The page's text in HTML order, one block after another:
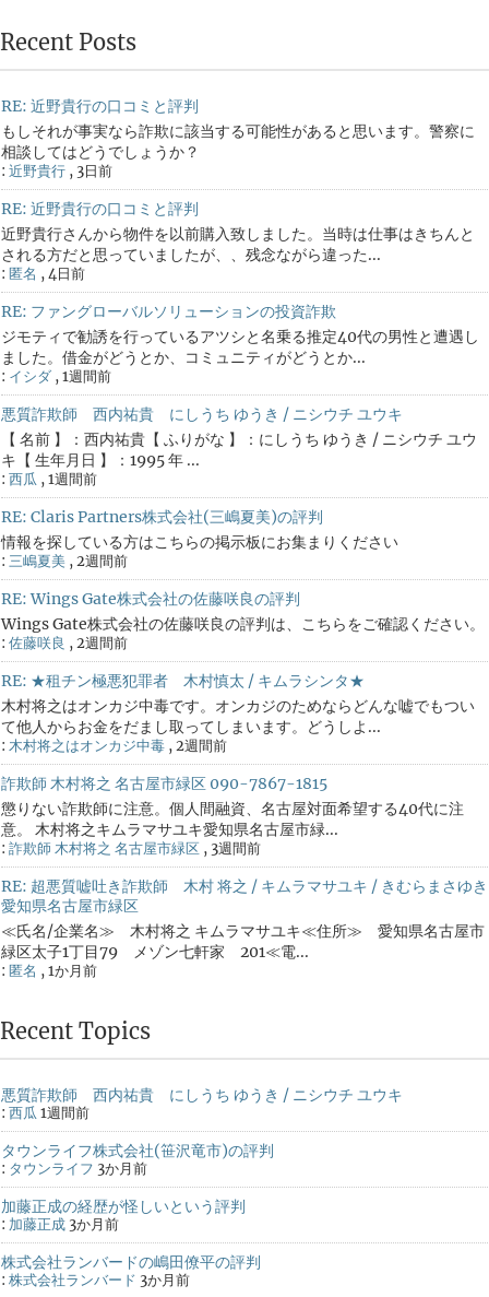
Recent Posts
RE: 近野貴行の口コミと評判
もしそれが事実なら詐欺に該当する可能性があると思います。警察に
相談してはどうでしょうか？
: 近野貴行 , 3日前
RE: 近野貴行の口コミと評判
近野貴行さんから物件を以前購入致しました。当時は仕事はきちんと
される方だと思っていましたが、、残念ながら違った...
: 匿名 ,4日前
RE: ファングローバルソリューションの投資詐欺
ジモティで勧誘を行っているアツシと名乗る推定40代の男性と遭遇し
ました。借金がどうとか、コミュニティがどうとか...
: イシダ ,1週間前
悪質詐欺師 西内祐貴 にしうち ゆうき / ニシウチ ユウキ
【 名前 】：西内祐貴【 ふりがな 】：にしうち ゆうき / ニシウチ ユウ
キ【 生年月日 】：1995 年 ...
: 西瓜 ,1週間前
RE: Claris Partners株式会社(三嶋夏美)の評判
情報を探している方はこちらの掲示板にお集まりください
: 三嶋夏美 ,2週間前
RE: Wings Gate株式会社の佐藤咲良の評判
Wings Gate株式会社の佐藤咲良の評判は、こちらをご確認ください。
: 佐藤咲良 ,2週間前
RE: ★租チン極悪犯罪者 木村慎太 / キムラシンタ★
木村将之はオンカジ中毒です。オンカジのためならどんな嘘でもつい
て他人からお金をだまし取ってしまいます。どうしよ...
: 木村将之はオンカジ中毒 ,2週間前
詐欺師 木村将之 名古屋市緑区 090-7867-1815
懲りない詐欺師に注意。個人間融資、名古屋対面希望する40代に注
意。 木村将之キムラマサユキ愛知県名古屋市緑...
: 詐欺師 木村将之 名古屋市緑区 , 3週間前
RE: 超悪質嘘吐き詐欺師 木村 将之 / キムラマサユキ / きむらまさゆき
愛知県名古屋市緑区
≪氏名/企業名≫ 木村将之 キムラマサユキ≪住所≫ 愛知県名古屋市
緑区太子1丁目79 メゾン七軒家 201≪電...
: 匿名 ,1か月前
Recent Topics
悪質詐欺師 西内祐貴 にしうち ゆうき / ニシウチ ユウキ
: 西瓜 1週間前
タウンライフ株式会社(笹沢竜市)の評判
: タウンライフ 3か月前
加藤正成の経歴が怪しいという評判
: 加藤正成 3か月前
株式会社ランバードの嶋田僚平の評判
: 株式会社ランバード 3か月前